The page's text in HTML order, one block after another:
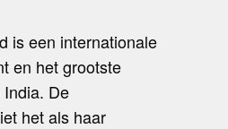
is een internationale
en het grootste
De
het als haar